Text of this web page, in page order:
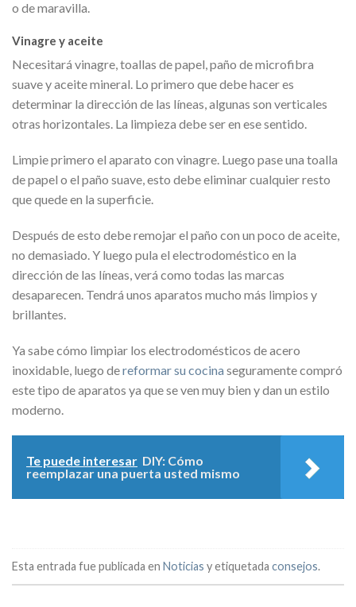
o de maravilla.
Vinagre y aceite
Necesitará vinagre, toallas de papel, paño de microfibra
suave y aceite mineral. Lo primero que debe hacer es
determinar la dirección de las líneas, algunas son verticales
otras horizontales. La limpieza debe ser en ese sentido.
Limpie primero el aparato con vinagre. Luego pase una toalla
de papel o el paño suave, esto debe eliminar cualquier resto
que quede en la superficie.
Después de esto debe remojar el paño con un poco de aceite,
no demasiado. Y luego pula el electrodoméstico en la
dirección de las líneas, verá como todas las marcas
desaparecen. Tendrá unos aparatos mucho más limpios y
brillantes.
Ya sabe cómo limpiar los electrodomésticos de acero
inoxidable, luego dereformar su cocina seguramente compró
este tipo de aparatos ya que se ven muy bien y dan un estilo
moderno.
Te puede interesar DIY: Cómo
reemplazar una puerta usted mismo
Esta entrada fue publicada en Noticias y etiquetada consejos.